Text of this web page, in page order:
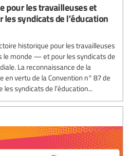
pour les travailleuses et
syndicats de l’éducation
historique pour les travailleuses
le monde — et pour les syndicats de
La reconnaissance de la
en vertu de la Convention n° 87 de
syndicats de l’éducation...